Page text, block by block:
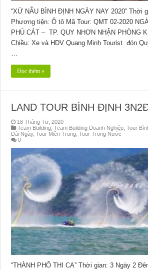
“XỨ NẪU BÌNH ĐỊNH NGÀY NAY 2020” Thời
Phương tiện: Ô tô Mã Tour: QMT 02-2020
PHÙ CÁT – TP. QUY NHƠN NHẬN PHÒNG
Chiều: Xe và HDV Quang Minh Tourist đón
Đọc thêm »
LAND TOUR BÌNH ĐỊNH
18 Tháng Tư, 2020
Team Building ,Team Building Doanh Nghiệp ,Tour
Dài Ngày,Tour Miền Trung ,Tour Trong Nước
0
“THÀNH PHỐ THI CA” Thời gian: 3 Ngày 2